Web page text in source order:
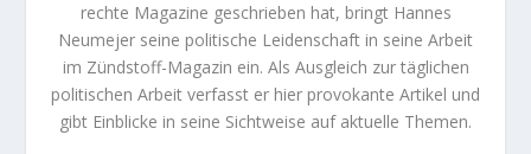
rechte Magazine geschrieben hat, bringt Hannes
Neumejer seine politische Leidenschaft in seine Arbeit
im Zündstoff-Magazin ein. Als Ausgleich zur täglichen
politischen Arbeit verfasst er hier provokante Artikel und
gibt Einblicke in seine Sichtweise auf aktuelle Themen.